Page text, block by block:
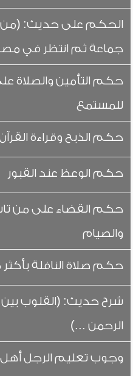
الحكم على حديث:
جماعة ثم انتظر في
حكم التأمين والصلاة
للمستمع
حكم الذبح وقراءة
حكم الوعظ عند القبور
حكم القضاء على من
والصيام
حكم صلاة النافلة
شرح حديث: (القلوب
الرحمن ...)
وجوب تعليم الرجل أهل